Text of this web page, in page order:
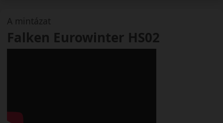
A mintázat
Falken Eurowinter HS02